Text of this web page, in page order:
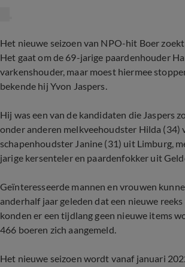
Het nieuwe seizoen van NPO-hit Boer
Het gaat om de 69-jarige paardenhouder
varkenshouder, maar moest hiermee
bekende hij Yvon Jaspers.
Hij was een van de kandidaten die Jaspers
onder anderen melkveehoudster Hilda (34)
schapenhoudster Janine (31) uit Limburg,
jarige kersenteler en paardenfokker uit
Geïnteresseerde mannen en vrouwen
anderhalf jaar geleden dat een nieuwe
konden er een tijdlang geen nieuwe items
466 boeren zich aangemeld.
Het nieuwe seizoen wordt vanaf januari